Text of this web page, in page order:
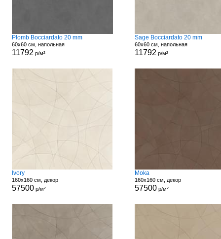
Plomb Bocciardato 20 mm
60x60 см, напольная
11792 р/м²
Sage Bocciardato 20 mm
60x60 см, напольная
11792 р/м²
Ivory
160x160 см, декор
57500 р/м²
Moka
160x160 см, декор
57500 р/м²